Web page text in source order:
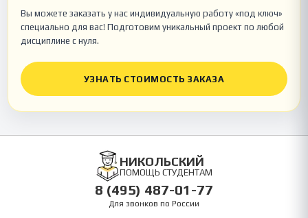
Вы можете заказать у нас индивидуальную работу «под ключ»
специально для вас! Подготовим уникальный проект по любой
дисциплине с нуля.
УЗНАТЬ СТОИМОСТЬ ЗАКАЗА
НИКОЛЬСКИЙ
ПОМОЩЬ СТУДЕНТАМ
8 (495) 487-01-77
Для звонков по России